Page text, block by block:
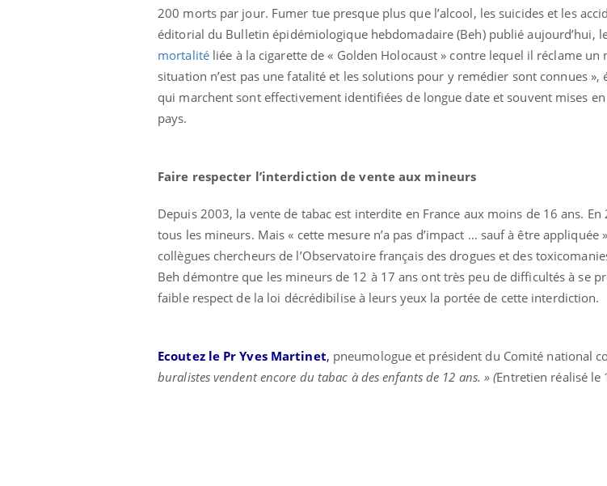
200 morts par jour. Fumer tue presque plus que l’alcool, les suicides et les
éditorial du Bulletin épidémiologique hebdomadaire (Beh) publié aujourd’hui,
mortalitéliée à la cigarette de « Golden Holocaust » contre lequel il réclame un
situation n’est pas une fatalité et les solutions pour y remédier sont connues »,
qui marchent sont effectivement identifiées de longue date et souvent mises
pays.
Faire respecter l’interdiction de vente aux mineurs
Depuis 2003, la vente de tabac est interdite en France aux moins de 16 ans.
tous les mineurs. Mais « cette mesure n’a pas d’impact … sauf à être
collègues chercheurs de l’Observatoire français des drogues et des
Beh démontre que les mineurs de 12 à 17 ans ont très peu de difficultés à se
faible respect de la loi décrédibilise à leurs yeux la portée de cette interdiction.
Ecoutez le Pr Yves Martinet, pneumologue et président du Comité national
buralistes vendent encore du tabac à des enfants de 12 ans. » (Entretien réalisé le
Hantavirus : un cas
détecté chez un touriste
en France
Comment oublier les
écrans en vacances ?